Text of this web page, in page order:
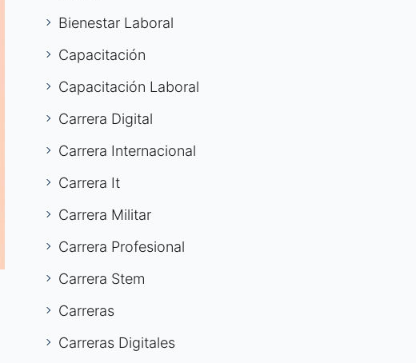
Bienestar Laboral
Capacitación
Capacitación Laboral
Carrera Digital
Carrera Internacional
Carrera It
Carrera Militar
Carrera Profesional
Carrera Stem
Carreras
Carreras Digitales